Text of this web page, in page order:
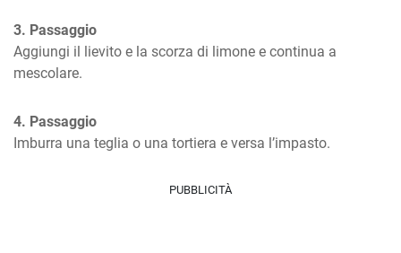
3. Passaggio
Aggiungi il lievito e la scorza di limone e continua a
mescolare.
4. Passaggio
Imburra una teglia o una tortiera e versa l’impasto.
PUBBLICITÀ